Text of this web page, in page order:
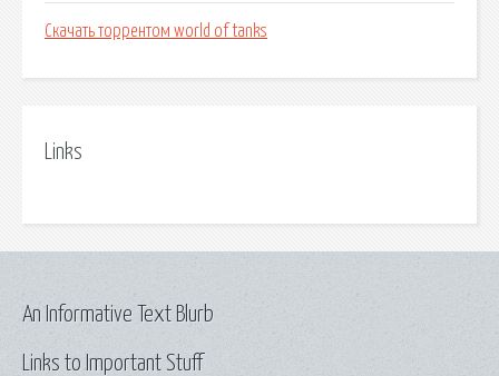
Скачать торрентом world of tanks
Links
Links to Important Stuff
An Informative Text Blurb